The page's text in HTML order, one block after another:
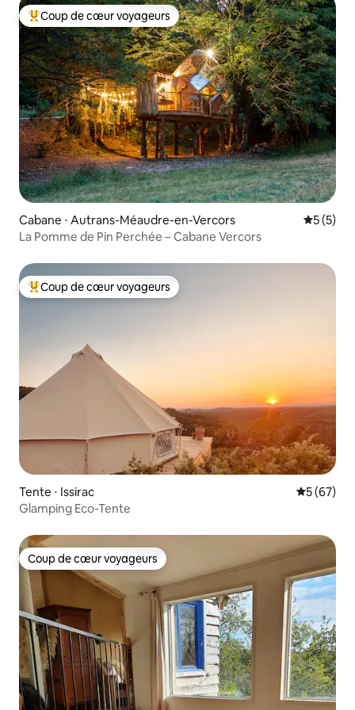
Coups de cœur voyageurs les plus appréciés
Coup de cœur voyageurs
Cabane ⋅ Autrans-Méaudre-en-Vercors
5 (5)
La Pomme de Pin Perchée – Cabane Vercors
Coups de cœur voyageurs les plus appréciés
Coup de cœur voyageurs
Tente ⋅ Issirac
5 (67)
Glamping Eco-Tente
Coup de cœur voyageurs
Coup de cœur voyageurs